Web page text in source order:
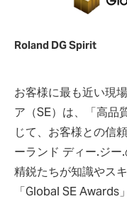
Roland DG Spirit
お客様に最も近い現
ア（SE）は、「高品
じて、お客様との信
ーランド ディー.ジ
精鋭たちが知識やス
「Global SE Awards